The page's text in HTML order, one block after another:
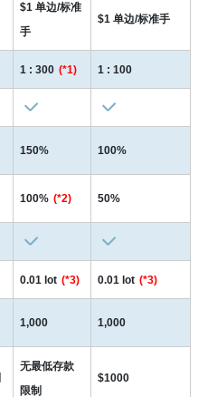
$1 单边/标准
手
$1 单边/标准手
1 : 300 (*1) 1 : 100
150% 100%
100% (*2) 50%
0.01 lot (*3) 0.01 lot (*3)
1,000 1,000
无最低存款
限制
$1000